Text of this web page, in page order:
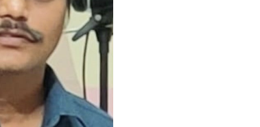
Sri Matta Raghavendra
Founder Donor, Bagepalli, Karnataka